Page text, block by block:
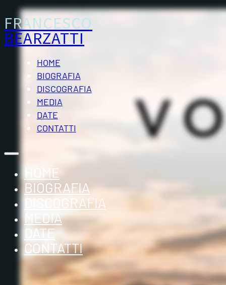
FRANCESCO
BEARZATTI
HOME
BIOGRAFIA
DISCOGRAFIA
MEDIA
DATE
CONTATTI
HOME
BIOGRAFIA
DISCOGRAFIA
MEDIA
DATE
CONTATTI